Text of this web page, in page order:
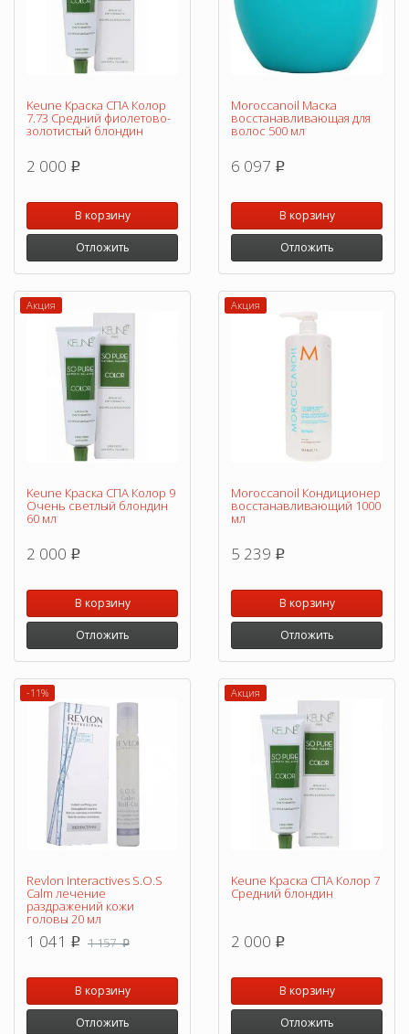
Keune Краска СПА Колор
7.73 Средний фиолетово-
золотистый блондин
2 000 p
В корзину
Отложить
Moroccanoil Маска
восстанавливающая для
волос 500 мл
6 097 p
В корзину
Отложить
Акция
Keune Краска СПА Колор 9
Очень светлый блондин
60 мл
2 000 p
В корзину
Отложить
Акция
Moroccanoil Кондиционер
восстанавливающий 1000
мл
5 239 p
В корзину
Отложить
-11%
Revlon Interactives S.O.S
Calm лечение
раздражений кожи
головы 20 мл
1 041 p 1 157 p
В корзину
Отложить
Акция
Keune Краска СПА Колор 7
Средний блондин
2 000 p
В корзину
Отложить